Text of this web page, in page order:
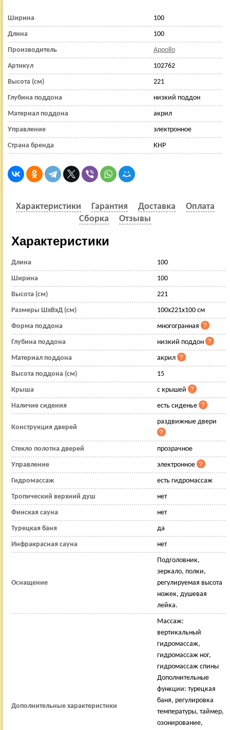
Ширина 100
Длина 100
Производитель Appollo
Артикул 102762
Высота (см) 221
Глубина поддона низкий поддон
Материал поддона акрил
Управление электронное
Страна бренда КНР
Характеристики Гарантия Доставка
Оплата
Сборка
Отзывы
Характеристики
Длина 100
Ширина 100
Высота (см) 221
Размеры ШхВхД (см) 100x221x100 см
Форма поддона многогранная
Глубина поддона низкий поддон
Материал поддона акрил
Высота поддона (см) 15
Крыша с крышей
Наличие сидения есть сиденье
Конструкция дверей
раздвижные двери
Стекло полотна дверей прозрачное
Управление электронное
Гидромассаж есть гидромассаж
Тропический верхний душ нет
Финская сауна нет
Турецкая баня да
Инфракрасная сауна нет
Оснащение
Подголовник,
зеркало, полки,
регулируемая высота
ножек, душевая
лейка.
Дополнительные характеристики
Массаж:
вертикальный
гидромассаж,
гидромассаж ног,
гидромассаж спины
Дополнительные
функции: турецкая
баня, регулировка
температуры, таймер,
озонирование,